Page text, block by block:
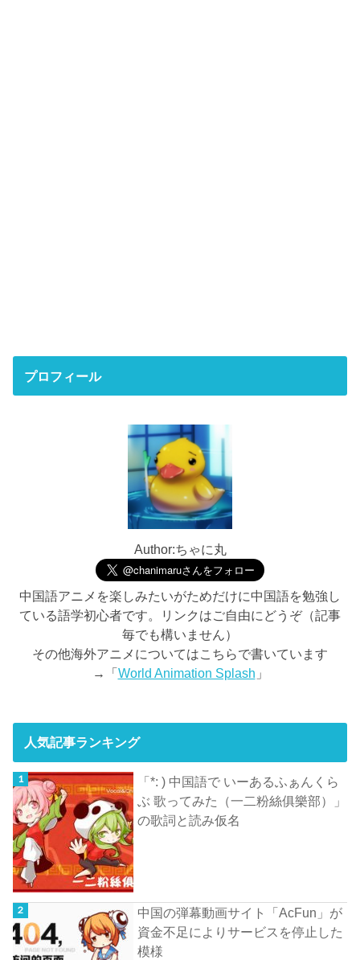
プロフィール
Author:ちゃに丸
中国語アニメを楽しみたいがためだけに中国語を勉強し
ている語学初心者です。リンクはご自由にどうぞ（記事
毎でも構いません）
その他海外アニメについてはこちらで書いています
→「 World Animation Splash 」
人気記事ランキング
「*: ) 中国語で いーあるふぁんくら
ぶ 歌ってみた（一二粉絲俱樂部）」
の歌詞と読み仮名
中国の弾幕動画サイト「AcFun」が
資金不足によりサービスを停止した
模様